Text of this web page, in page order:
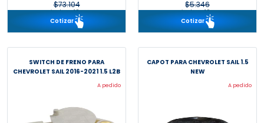
$73.104
incl. IVA 19%
Cotizar
$5.346
incl. IVA 19%
Cotizar
SWITCH DE FRENO PARA
CHEVROLET SAIL 2016-2021 1.5 L2B
A pedido
CAPOT PARA CHEVROLET SAIL 1.5
NEW
A pedido